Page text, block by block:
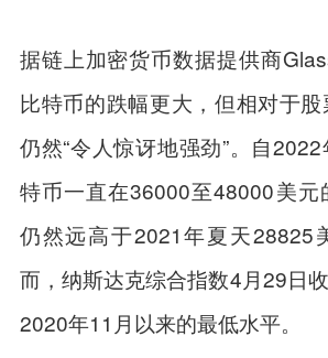
据链上加密货币数据提供商
比特币的跌幅更大，但相对于
仍然“令人惊讶地强劲”。自
特币一直在36000至48000美元
仍然远高于2021年夏天28825
而，纳斯达克综合指数4月29日
2020年11月以来的最低水平。